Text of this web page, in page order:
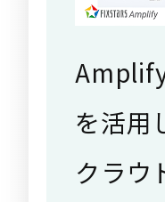
を活用
クラウ